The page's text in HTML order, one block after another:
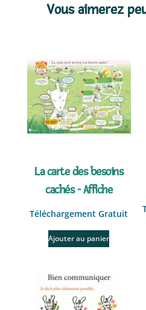
Vous aimerez
La carte des besoins
cachés - Affiche
Téléchargement Gratuit
Ajouter au panier